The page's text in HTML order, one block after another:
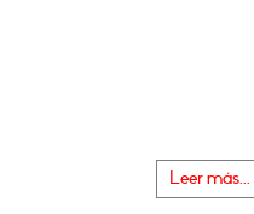
Leer más...